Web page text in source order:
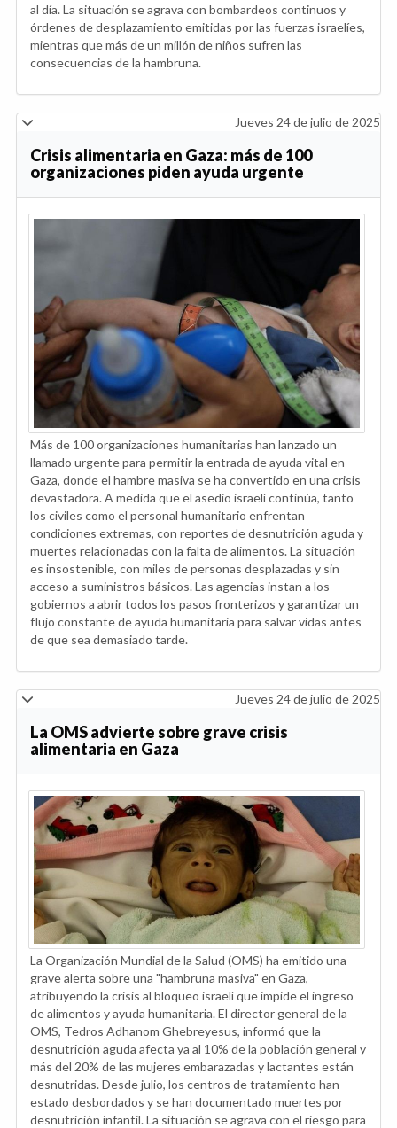
al día. La situación se agrava con bombardeos continuos y
órdenes de desplazamiento emitidas por las fuerzas israelíes,
mientras que más de un millón de niños sufren las
consecuencias de la hambruna.
Jueves 24 de julio de 2025
Crisis alimentaria en Gaza: más de 100
organizaciones piden ayuda urgente
Más de 100 organizaciones humanitarias han lanzado un
llamado urgente para permitir la entrada de ayuda vital en
Gaza, donde el hambre masiva se ha convertido en una crisis
devastadora. A medida que el asedio israelí continúa, tanto
los civiles como el personal humanitario enfrentan
condiciones extremas, con reportes de desnutrición aguda y
muertes relacionadas con la falta de alimentos. La situación
es insostenible, con miles de personas desplazadas y sin
acceso a suministros básicos. Las agencias instan a los
gobiernos a abrir todos los pasos fronterizos y garantizar un
flujo constante de ayuda humanitaria para salvar vidas antes
de que sea demasiado tarde.
Jueves 24 de julio de 2025
La OMS advierte sobre grave crisis
alimentaria en Gaza
La Organización Mundial de la Salud (OMS) ha emitido una
grave alerta sobre una "hambruna masiva" en Gaza,
atribuyendo la crisis al bloqueo israelí que impide el ingreso
de alimentos y ayuda humanitaria. El director general de la
OMS, Tedros Adhanom Ghebreyesus, informó que la
desnutrición aguda afecta ya al 10% de la población general y
más del 20% de las mujeres embarazadas y lactantes están
desnutridas. Desde julio, los centros de tratamiento han
estado desbordados y se han documentado muertes por
desnutrición infantil. La situación se agrava con el riesgo para